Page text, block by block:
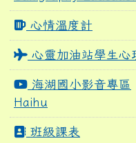
心情溫度計
心靈加油站學生心
海湖國小影音專區
Haihu
班級課表